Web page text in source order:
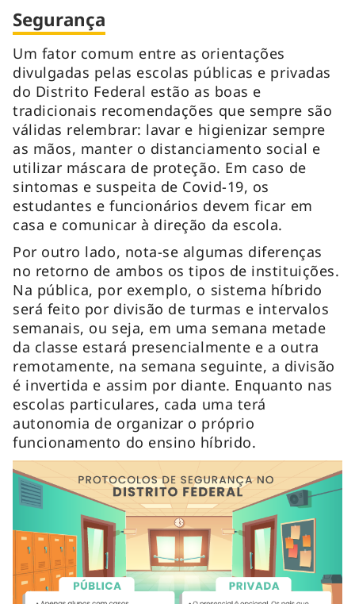
Segurança
Um fator comum entre as orientações
divulgadas pelas escolas públicas e privadas
do Distrito Federal estão as boas e
tradicionais recomendações que sempre são
válidas relembrar: lavar e higienizar sempre
as mãos, manter o distanciamento social e
utilizar máscara de proteção. Em caso de
sintomas e suspeita de Covid-19, os
estudantes e funcionários devem ficar em
casa e comunicar à direção da escola.
Por outro lado, nota-se algumas diferenças
no retorno de ambos os tipos de instituições.
Na pública, por exemplo, o sistema híbrido
será feito por divisão de turmas e intervalos
semanais, ou seja, em uma semana metade
da classe estará presencialmente e a outra
remotamente, na semana seguinte, a divisão
é invertida e assim por diante. Enquanto nas
escolas particulares, cada uma terá
autonomia de organizar o próprio
funcionamento do ensino híbrido.